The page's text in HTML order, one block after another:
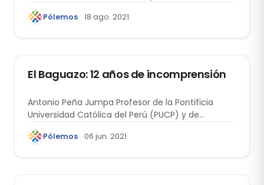
Pólemos 18 ago. 2021
El Baguazo: 12 años de incomprensión
Antonio Peña Jumpa Profesor de la Pontificia
Universidad Católica del Perú (PUCP) y de…
Pólemos 06 jun. 2021